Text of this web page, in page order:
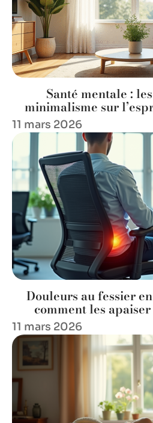
Santé mentale :
minimalisme sur
11 mars 2026
Douleurs au fessier
comment les
11 mars 2026